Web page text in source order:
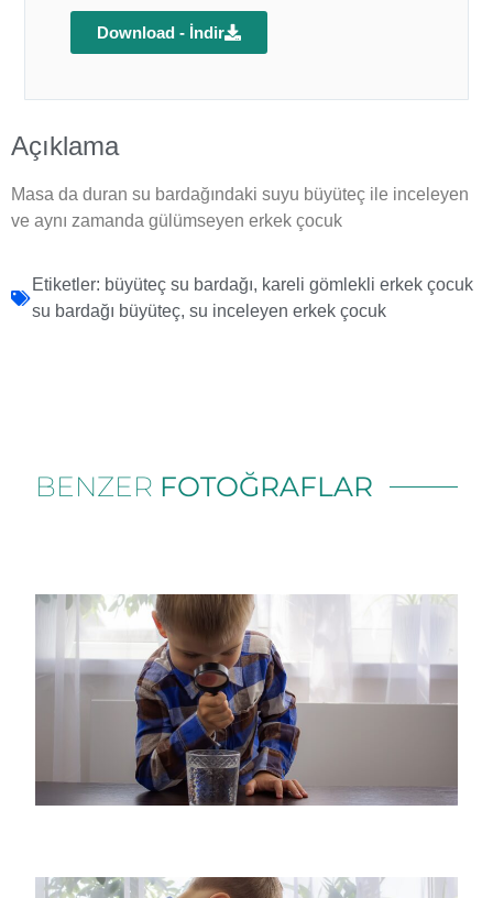
Download - İndir
Açıklama
Masa da duran su bardağındaki suyu büyüteç ile inceleyen
ve aynı zamanda gülümseyen erkek çocuk
Etiketler: büyüteç su bardağı, kareli gömlekli erkek çocuk
su bardağı büyüteç, su inceleyen erkek çocuk
BENZER FOTOĞRAFLAR